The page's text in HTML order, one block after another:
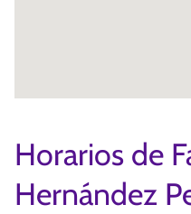
Horarios de
Hernández